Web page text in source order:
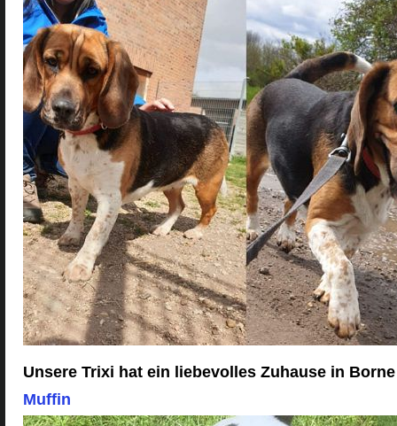
Unsere Trixi hat ein liebevolles Zuhause in
Muffin